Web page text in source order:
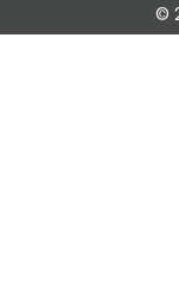
©